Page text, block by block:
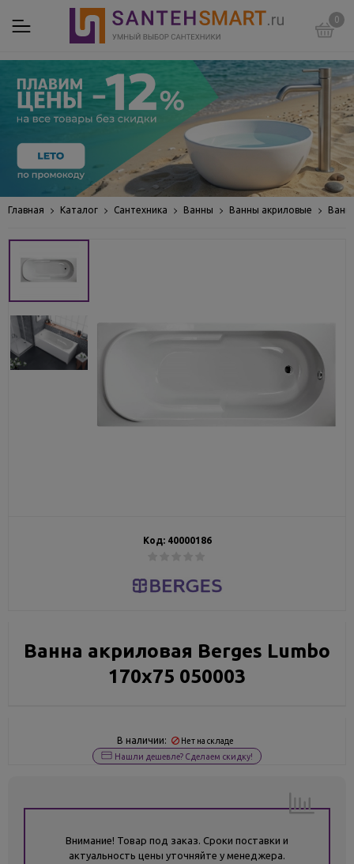
0
Главная Каталог Сантехника Ванны Ванны акриловые
Код: 40000186
Ванна акриловая Berges Lumbo
170x75 050003
В наличии: Нет на складе
Нашли дешевле? Сделаем скидку!
Внимание! Товар под заказ. Сроки поставки и
актуальность цены уточняйте у менеджера.